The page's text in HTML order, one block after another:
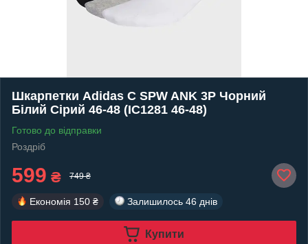
Шкарпетки Adidas C SPW ANK 3P Чорний
Білий Сірий 46-48 (IC1281 46-48)
Готово до відправки
Роздріб
599 ₴ 749 ₴
Економія 150 ₴ Залишилось 46 днів
Купити